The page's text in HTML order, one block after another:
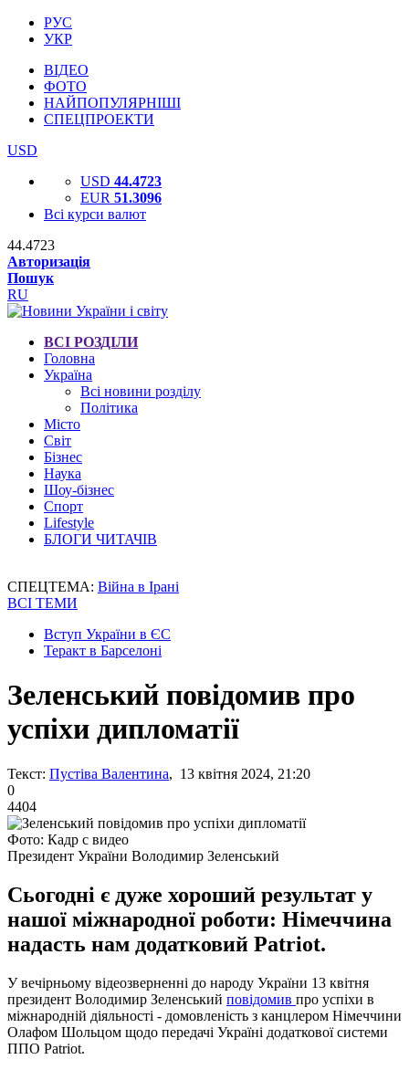
РУС
УКР
ВІДЕО
ФОТО
НАЙПОПУЛЯРНІШІ
СПЕЦПРОЕКТИ
USD
USD 44.4723
EUR 51.3096
Всі курси валют
44.4723
Авторизація
Пошук
RU
ВСІ РОЗДІЛИ
Головна
Україна
Всі новини розділу
Політика
Місто
Світ
Бізнес
Наука
Шоу-бізнес
Спорт
Lifestyle
БЛОГИ ЧИТАЧІВ
СПЕЦТЕМА: Війна в Ірані
ВСІ ТЕМИ
Вступ України в ЄС
Теракт в Барселоні
Зеленський повідомив про
успіхи дипломатії
Текст: Пустіва Валентина, 13 квітня 2024, 21:20
0
4404
Фото: Кадр с видео
Президент України Володимир Зеленський
Сьогодні є дуже хороший результат у
нашої міжнародної роботи: Німеччина
надасть нам додатковий Patriot.
У вечірньому відеозверненні до народу України 13 квітня
президент Володимир Зеленський повідомив про успіхи в
міжнародній діяльності - домовленість з канцлером Німеччини
Олафом Шольцом щодо передачі Україні додаткової системи
ППО Patriot.